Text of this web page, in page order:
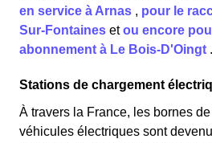
en service à Arnas , pour le
Sur-Fontaines etou encore
abonnement à Le Bois-D'Oingt .
Stations de chargement
À travers la France, les bornes
véhicules électriques sont